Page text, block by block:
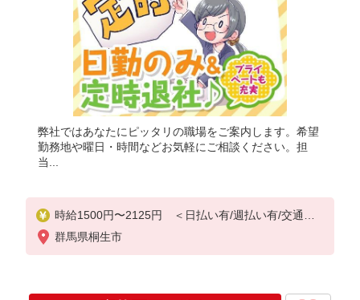
弊社ではあなたにピッタリの職場をご案内します。希望
勤務地や曜日・時間などお気軽にご相談ください。担
当...
時給1500円〜2125円 ＜日払い有/週払い有/交通費
全支給(ガソリン代含む)＞
群馬県桐生市